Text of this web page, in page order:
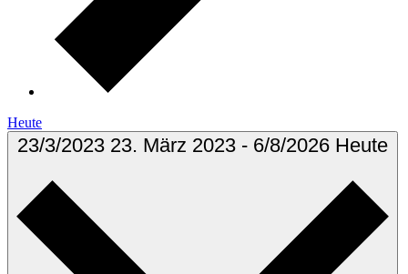
Heute
23/3/2023 23. März 2023 - 6/8/2026 Heute